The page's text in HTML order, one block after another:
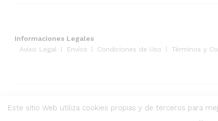
Informaciones Legales
Aviso Legal
Envíos Condiciones de Uso Términos y
© 2023 Electrodomésticos Paredes . Todos los derechos
Este sitio Web utiliza cookies propias y de terceros para